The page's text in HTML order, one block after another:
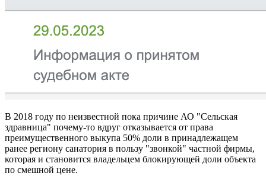
В 2018 году по неизвестной пока причине АО "Сельская
здравница" почему-то вдруг отказывается от права
преимущественного выкупа 50% доли в принадлежащем
ранее региону санатория в пользу "звонкой" частной фирмы,
которая и становится владельцем блокирующей доли объекта
по смешной цене.